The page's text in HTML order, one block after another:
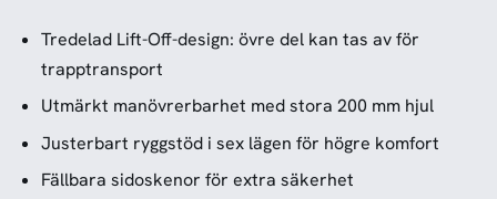
Tredelad Lift-Off-design: övre del kan tas av för
trapptransport
Utmärkt manövrerbarhet med stora 200 mm hjul
Justerbart ryggstöd i sex lägen för högre komfort
Fällbara sidoskenor för extra säkerhet